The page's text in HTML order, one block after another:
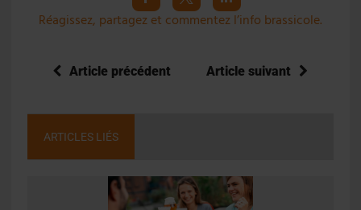
Réagissez, partagez et commentez l’info brassicole.
Article précédent Article suivant
ARTICLES LIÉS